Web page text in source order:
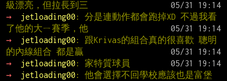
級漂亮，但拉長到三
→
jetloading00 : 分是連動作都會跑掉XD 不過我看
了他的大ㄧ賽季，他
→
jetloading00 : 跟Krivas的組合真的很喜歡 聰明
的內線組合 都是贏
→
jetloading00 : 家特質球員
→
jetloading00 : 他會選擇不回學校應該也是富堡